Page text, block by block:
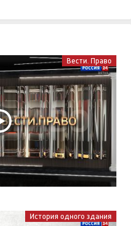
Вести. Право
История одного здания